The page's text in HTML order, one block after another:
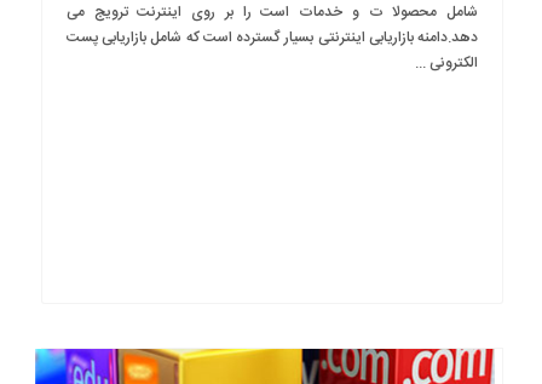
شامل محصولا ت و خدمات است را بر روی اینترنت ترویج می
دهد.دامنه بازاریابی اینترنتی بسیار گسترده است که شامل بازاریابی پست
الکترونی ...